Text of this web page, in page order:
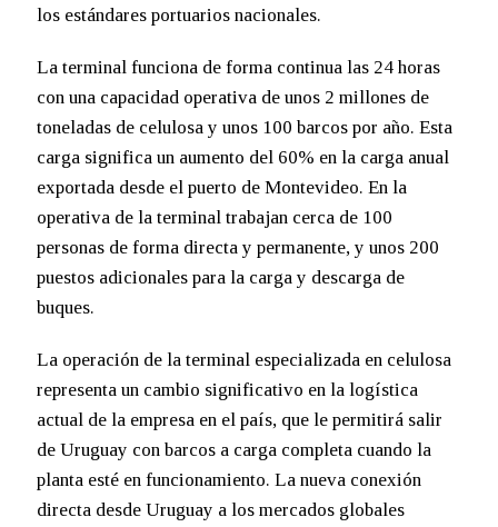
los estándares portuarios nacionales.
La terminal funciona de forma continua las 24 horas
con una capacidad operativa de unos 2 millones de
toneladas de celulosa y unos 100 barcos por año. Esta
carga significa un aumento del 60% en la carga anual
exportada desde el puerto de Montevideo. En la
operativa de la terminal trabajan cerca de 100
personas de forma directa y permanente, y unos 200
puestos adicionales para la carga y descarga de
buques.
La operación de la terminal especializada en celulosa
representa un cambio significativo en la logística
actual de la empresa en el país, que le permitirá salir
de Uruguay con barcos a carga completa cuando la
planta esté en funcionamiento. La nueva conexión
directa desde Uruguay a los mercados globales